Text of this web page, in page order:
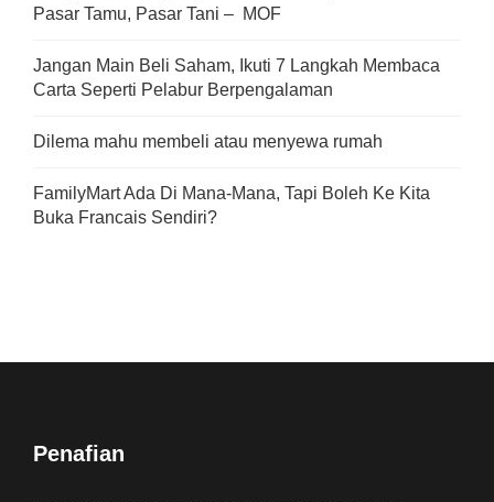
Pasar Tamu, Pasar Tani – MOF
Jangan Main Beli Saham, Ikuti 7 Langkah Membaca
Carta Seperti Pelabur Berpengalaman
Dilema mahu membeli atau menyewa rumah
FamilyMart Ada Di Mana-Mana, Tapi Boleh Ke Kita
Buka Francais Sendiri?
Penafian